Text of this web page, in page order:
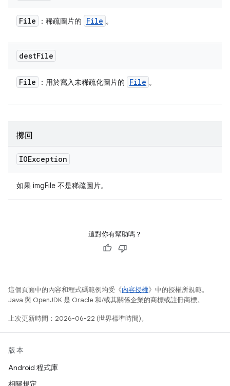
File ：稀疏圖片的 File 。
destFile
File ：用於寫入未稀疏化圖片的 File 。
擲回
IOException
如果 imgFile 不是稀疏圖片。
這對你有幫助嗎？
這個頁面中的內容和程式碼範例均受《內容授權》中的授權所規範。
Java 與 OpenJDK 是 Oracle 和/或其關係企業的商標或註冊商標。
上次更新時間：2026-06-22 (世界標準時間)。
版本
Android 程式庫
相關規定